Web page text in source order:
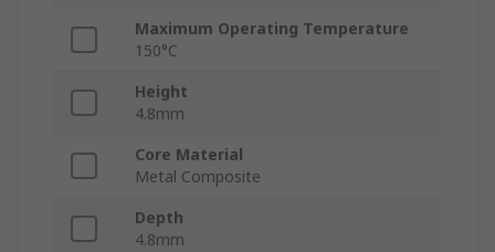
Maximum Operating Temperature
150°C
Height
4.8mm
Core Material
Metal Composite
Depth
4.8mm